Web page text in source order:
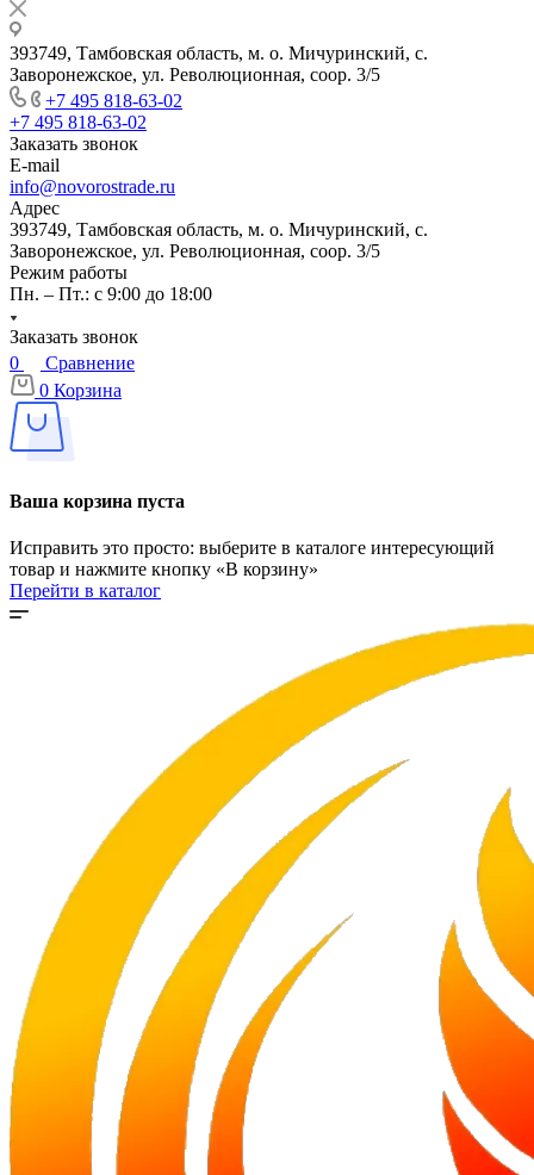
393749, Тамбовская область, м. о. Мичуринский, с.
Заворонежское, ул. Революционная, соор. 3/5
+7 495 818-63-02
+7 495 818-63-02
Заказать звонок
E-mail
info@novorostrade.ru
Адрес
393749, Тамбовская область, м. о. Мичуринский, с.
Заворонежское, ул. Революционная, соор. 3/5
Режим работы
Пн. – Пт.: с 9:00 до 18:00
Заказать звонок
0
Сравнение
0 Корзина
Ваша корзина пуста
Исправить это просто: выберите в каталоге интересующий
товар и нажмите кнопку «В корзину»
Перейти в каталог